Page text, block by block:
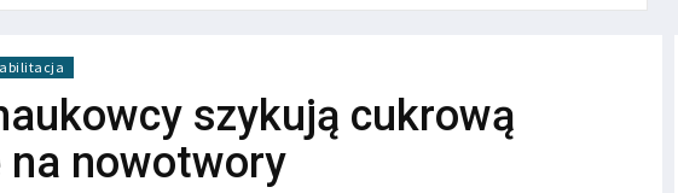
szykują cukrową
na nowotwory